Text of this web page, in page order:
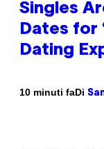
Singles
Dates for
Dating
10 minuti faDi